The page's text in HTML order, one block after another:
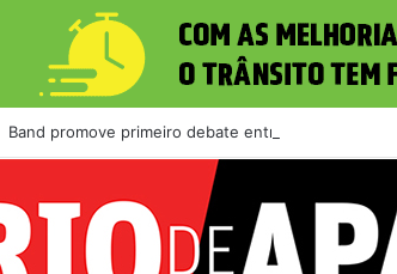
Band promove primeiro debate entre candidatos ao